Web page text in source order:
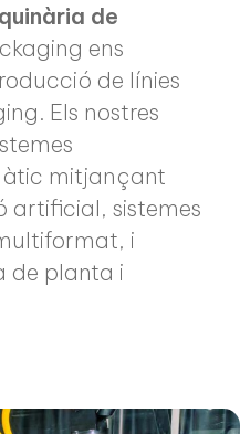
de
ens
de línies
Els nostres
mitjançant
artificial, sistemes
i
de planta i